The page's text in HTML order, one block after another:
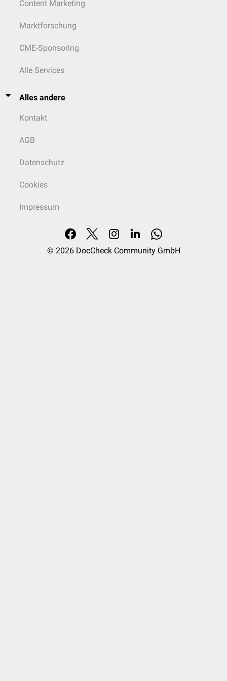
Content Marketing
Marktforschung
CME-Sponsoring
Alle Services
Alles andere
Kontakt
AGB
Datenschutz
Cookies
Impressum
© 2026 DocCheck Community GmbH